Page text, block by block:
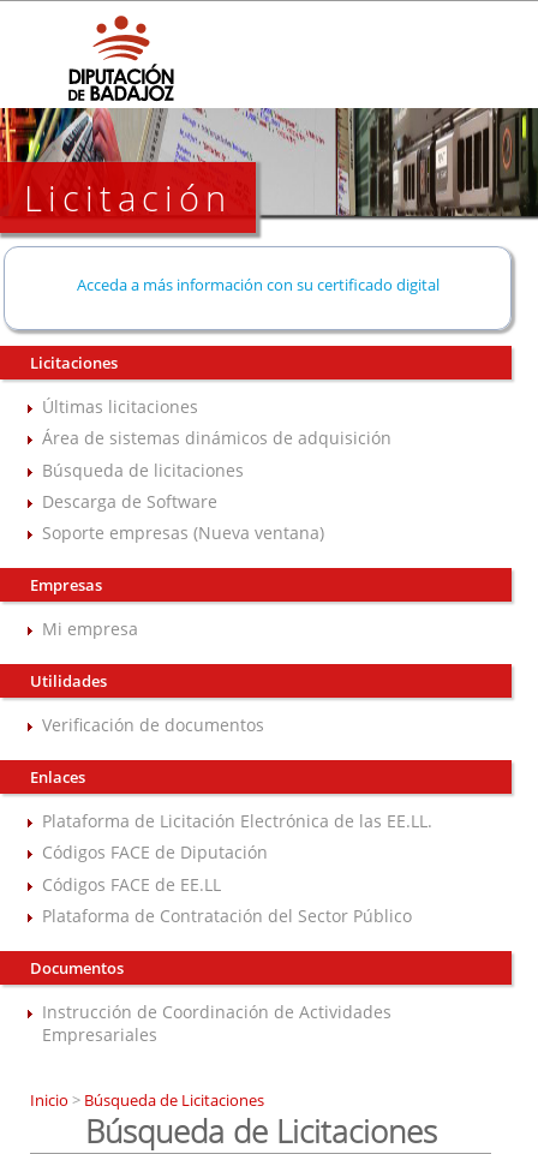
Licitación
Acceda a más información con su certificado digital
Licitaciones
Últimas licitaciones
Área de sistemas dinámicos de adquisición
Búsqueda de licitaciones
Descarga de Software
Soporte empresas (Nueva ventana)
Empresas
Mi empresa
Utilidades
Verificación de documentos
Enlaces
Plataforma de Licitación Electrónica de las EE.LL.
Códigos FACE de Diputación
Códigos FACE de EE.LL
Plataforma de Contratación del Sector Público
Documentos
Instrucción de Coordinación de Actividades
Empresariales
Inicio > Búsqueda de Licitaciones
Búsqueda de Licitaciones